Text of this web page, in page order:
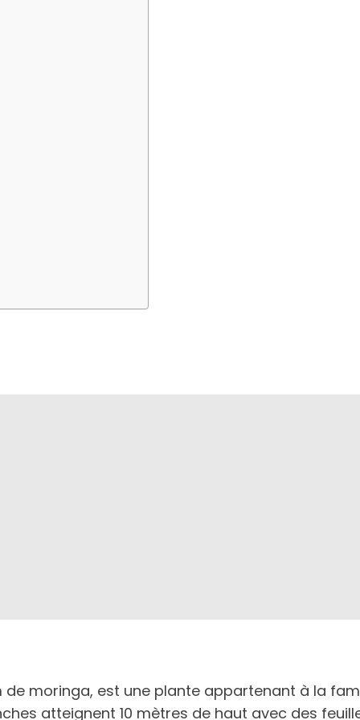
de moringa, est une plante appartenant à la
atteignent 10 mètres de haut avec des